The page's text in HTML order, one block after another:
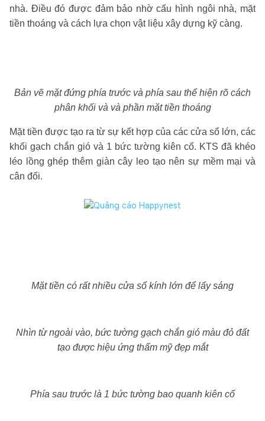
nhà. Điều đó được đảm bảo nhờ cấu hình ngôi nhà, mặt
tiền thoáng và cách lựa chọn vật liệu xây dựng kỹ càng.
Bản vẽ mặt đứng phía trước và phía sau thể hiện rõ cách
phân khối và và phần mặt tiền thoáng
Mặt tiền được tạo ra từ sự kết hợp của các cửa sổ lớn, các
khối gạch chắn gió và 1 bức tường kiên cố. KTS đã khéo
léo lồng ghép thêm giàn cây leo tạo nên sự mềm mại và
cân đối.
Mặt tiền có rất nhiều cửa sổ kính lớn để lấy sáng
Nhìn từ ngoài vào, bức tường gạch chắn gió màu đỏ đất
tạo được hiệu ứng thẩm mỹ đẹp mắt
Phía sau trước là 1 bức tường bao quanh kiên cố